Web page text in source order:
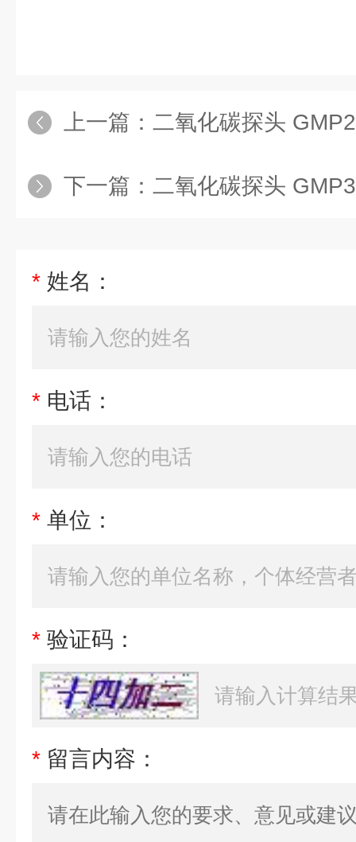
上一篇： 二氧化碳探头
下一篇： 二氧化碳探头
* 姓名：
* 电话：
* 单位：
* 验证码：
* 留言内容：